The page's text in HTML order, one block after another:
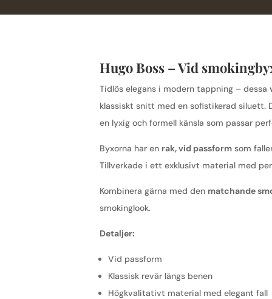
Hugo Boss – Vid
Tidlös elegans i modern tappning – dessa
klassiskt snitt med en sofistikerad siluett.
en lyxig och formell känsla som passar
Byxorna har en rak, vid passform som
Tillverkade i ett exklusivt material med
Kombinera gärna med den matchande
smokinglook.
Detaljer:
Vid passform
Klassisk revär längs benen
Högkvalitativt material med elegant fall